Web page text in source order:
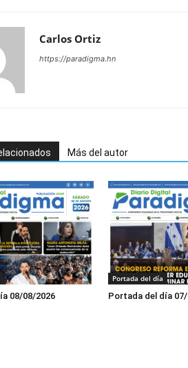
Carlos Ortiz
https://paradigma.hn
Más del autor
08/08/2026
Portada del día
Portada del día